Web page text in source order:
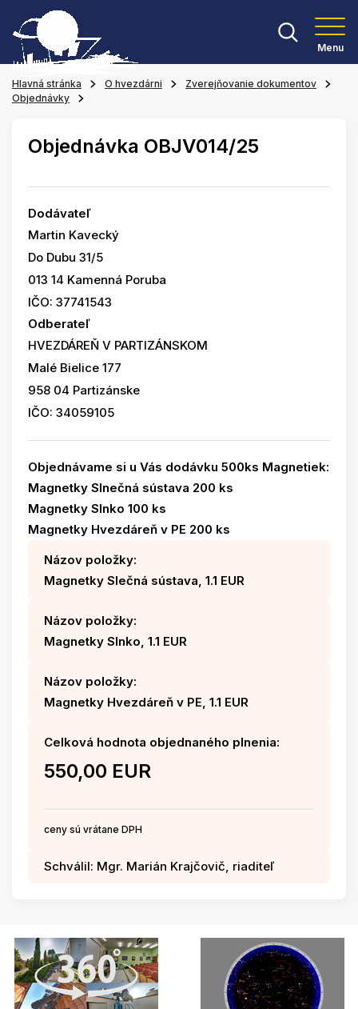
Menu
Hlavná stránka O hvezdárni
Zverejňovanie dokumentov
Objednávky
Objednávka OBJV014/25
Dodávateľ
Martin Kavecký
Do Dubu 31/5
013 14 Kamenná Poruba
IČO: 37741543
Odberateľ
HVEZDÁREŇ V PARTIZÁNSKOM
Malé Bielice 177
958 04 Partizánske
IČO: 34059105
Objednávame si u Vás dodávku 500ks Magnetiek:
Magnetky Slnečná sústava 200 ks
Magnetky Slnko 100 ks
Magnetky Hvezdáreň v PE 200 ks
Názov položky:
Magnetky Slečná sústava, 1.1 EUR
Názov položky:
Magnetky Slnko, 1.1 EUR
Názov položky:
Magnetky Hvezdáreň v PE, 1.1 EUR
Celková hodnota objednaného plnenia:
550,00 EUR
ceny sú vrátane DPH
Schválil: Mgr. Marián Krajčovič, riaditeľ